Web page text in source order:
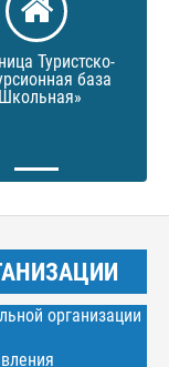
Туристско-
база
организации